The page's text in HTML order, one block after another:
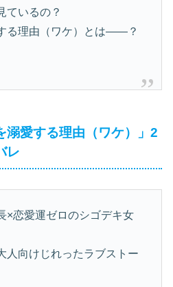
ているの？
る理由（ワケ）とは——？
溺愛する理由（ワケ）」2
レ
×恋愛運ゼロのシゴデキ女
人向けじれったラブストー